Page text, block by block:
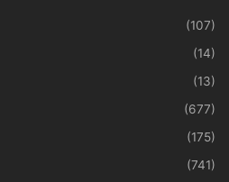
(107)
(14)
(13)
(677)
(175)
(741)